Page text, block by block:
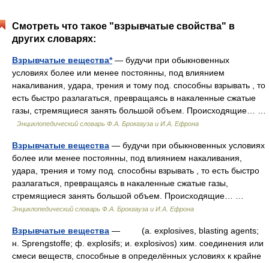
Смотреть что такое "взрывчатые свойства" в
других словарях:
Взрывчатые вещества*— будучи при обыкновенных
условиях более или менее постоянны, под влиянием
накаливания, удара, трения и тому под. способны взрывать , то
есть быстро разлагаться, превращаясь в накаленные сжатые
газы, стремящиеся занять большой объем. Происходящие… …
Энциклопедический словарь Ф.А. Брокгауза и И.А. Ефрона
Взрывчатые вещества — будучи при обыкновенных условиях
более или менее постоянны, под влиянием накаливания,
удара, трения и тому под. способны взрывать , то есть быстро
разлагаться, превращаясь в накаленные сжатые газы,
стремящиеся занять большой объем. Происходящие… …
Энциклопедический словарь Ф.А. Брокгауза и И.А. Ефрона
Взрывчатые вещества — (a. explosives, blasting agents;
н. Sprengstoffe; ф. explosifs; и. explosivos) хим. соединения или
смеси веществ, способные в определённых условиях к крайне